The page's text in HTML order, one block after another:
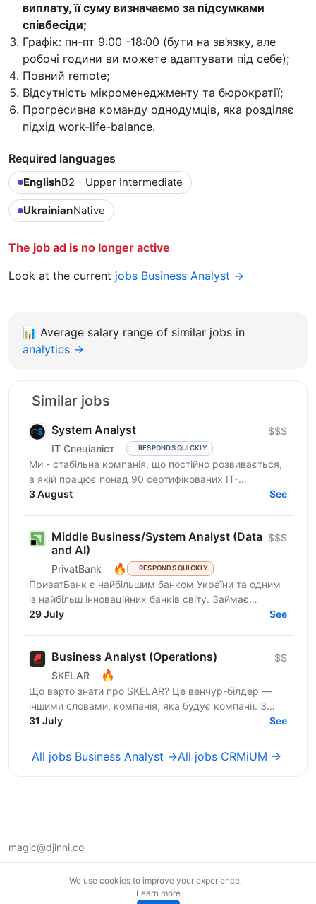
виплату, її суму визначаємо за підсумками
співбесіди;
Графік: пн-пт 9:00 -18:00 (бути на зв’язку, але
робочі години ви можете адаптувати під себе);
Повний remote;
Відсутність мікроменеджменту та бюрократії;
Прогресивна команду однодумців, яка розділяє
підхід work-life-balance.
Required languages
EnglishB2 - Upper Intermediate
UkrainianNative
The job ad is no longer active
Look at the current jobs Business Analyst →
📊 Average salary range of similar jobs in
analytics →
Similar jobs
System Analyst
IT Спеціаліст RESPONDS QUICKLY
$$$
Ми - стабільна компанія, що постійно розвивається,
в якій працює понад 90 сертифікованих ІТ-
спеціалістів, які з радістю співпрацюють та діляться
3 August See
Middle Business/System Analyst (Data
and AI)
PrivatBank 🔥 RESPONDS QUICKLY
$$$
ПриватБанк є найбільшим банком України та одним
із найбільш інноваційних банків світу. Займає
лідерські позиції за всіма фінансовими показниками
29 July See
Business Analyst (Operations)
SKELAR 🔥
$$
Що варто знати про SKELAR? Це венчур-білдер —
іншими словами, компанія, яка будує компанії. З
нами фаундери створюють consumer-бізнеси, які
31 July See
All jobs Business Analyst →All jobs CRMiUM →
magic@djinni.co
We use cookies to improve your experience.
Learn more